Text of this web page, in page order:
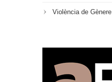
Violència de Gènere